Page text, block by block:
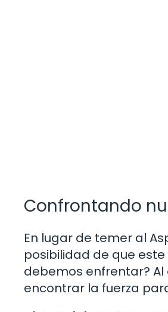
Confrontando
En lugar de temer al
posibilidad de que
debemos enfrentar?
encontrar la fuerza